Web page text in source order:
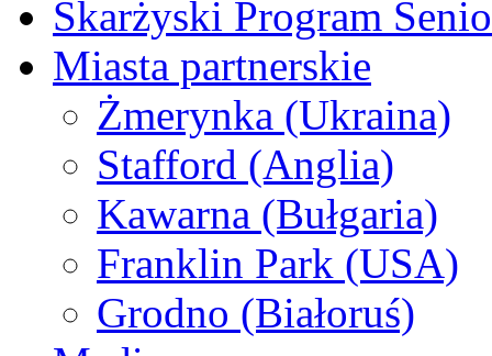
Skarżyski Program
Miasta partnerskie
Żmerynka (Ukraina)
Stafford (Anglia)
Kawarna (Bułgaria)
Franklin Park (USA)
Grodno (Białoruś)